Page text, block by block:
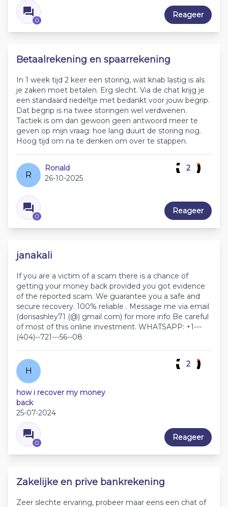
0
Reageer
Betaalrekening en spaarrekening
In 1 week tijd 2 keer een storing, wat knab lastig is als
je zaken moet betalen. Erg slecht. Via de chat krijg je
een standaard riedeltje met bedankt voor jouw begrip.
Dat begrip is na twee storingen wel verdwenen.
Tactiek is om dan gewoon geen antwoord meer te
geven op mijn vraag: hoe lang duurt de storing nog.
Hoog tijd om na te denken om over te stappen.
R
Ronald
26-10-2025
0
2
Reageer
janakali
If you are a victim of a scam there is a chance of
getting your money back provided you got evidence
of the reported scam. We guarantee you a safe and
secure recovery. 100% reliable . Message me via email
(dorisashley71 (@) gmail com) for more info Be careful
of most of this online investment. WHATSAPP: +1---
(404)--721---56--08
H
how i recover my money
back
25-07-2024
0
2
Reageer
Zakelijke en prive bankrekening
Zeer slechte ervaring, probeer maar eens een chat of